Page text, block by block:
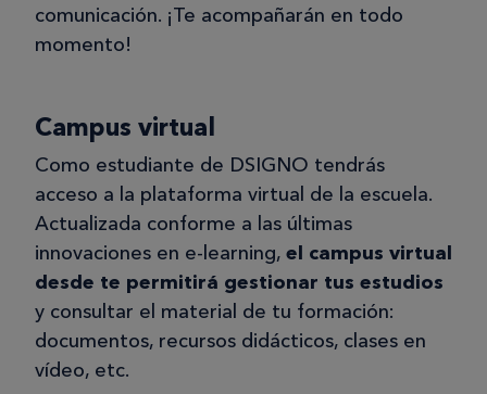
comunicación. ¡Te acompañarán en todo
momento!
Campus virtual
Como estudiante de DSIGNO tendrás
acceso a la plataforma virtual de la escuela.
Actualizada conforme a las últimas
innovaciones en e-learning, el campus virtual
desde te permitirá gestionar tus estudios
y consultar el material de tu formación:
documentos, recursos didácticos, clases en
vídeo, etc.